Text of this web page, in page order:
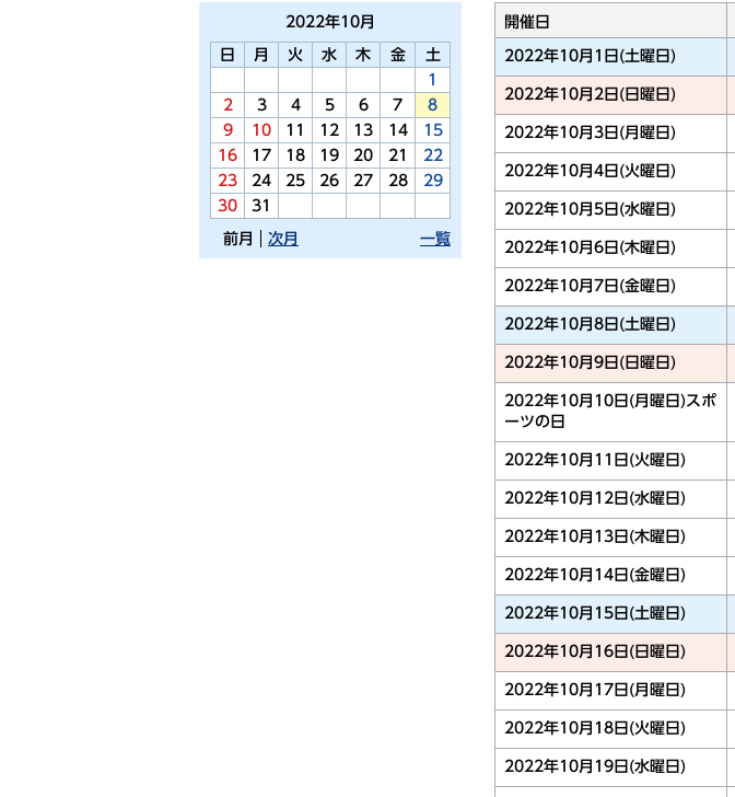
2022年10月
日 月 火 水 木 金
土
1
2
3 4 5 6 7
8
9
10 11 12 13 14
15
16
17 18 19 20 21
22
23
24 25 26 27 28
29
30
31
前月 一覧
次月
開催日
2022年10月1日(土曜日)
2022年10月2日(日曜日)
2022年10月3日(月曜日)
2022年10月4日(火曜日)
2022年10月5日(水曜日)
2022年10月6日(木曜日)
2022年10月7日(金曜日)
2022年10月8日(土曜日)
2022年10月9日(日曜日)
2022年10月10日(月曜日)スポ
ーツの日
2022年10月11日(火曜日)
2022年10月12日(水曜日)
2022年10月13日(木曜日)
2022年10月14日(金曜日)
2022年10月15日(土曜日)
2022年10月16日(日曜日)
2022年10月17日(月曜日)
2022年10月18日(火曜日)
2022年10月19日(水曜日)